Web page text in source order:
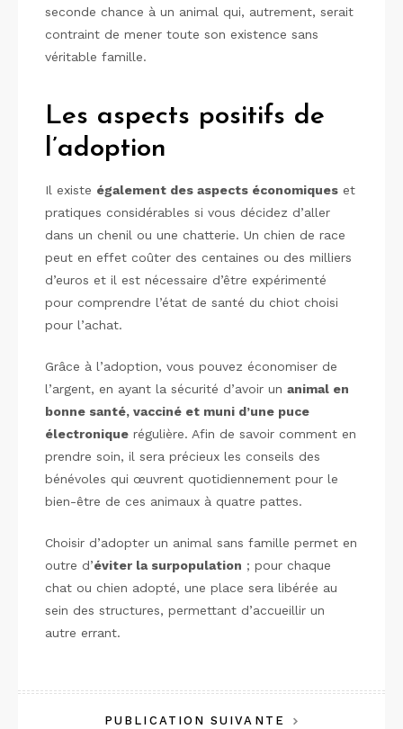
seconde chance à un animal qui, autrement, serait
contraint de mener toute son existence sans
véritable famille.
Les aspects positifs de
l’adoption
Il existe également des aspects économiques et
pratiques considérables si vous décidez d’aller
dans un chenil ou une chatterie. Un chien de race
peut en effet coûter des centaines ou des milliers
d’euros et il est nécessaire d’être expérimenté
pour comprendre l’état de santé du chiot choisi
pour l’achat.
Grâce à l’adoption, vous pouvez économiser de
l’argent, en ayant la sécurité d’avoir un animal en
bonne santé, vacciné et muni d’une puce
électronique régulière. Afin de savoir comment en
prendre soin, il sera précieux les conseils des
bénévoles qui œuvrent quotidiennement pour le
bien-être de ces animaux à quatre pattes.
Choisir d’adopter un animal sans famille permet en
outre d’éviter la surpopulation ; pour chaque
chat ou chien adopté, une place sera libérée au
sein des structures, permettant d’accueillir un
autre errant.
PUBLICATION SUIVANTE